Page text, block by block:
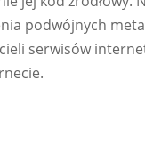
podwójnych
serwisów